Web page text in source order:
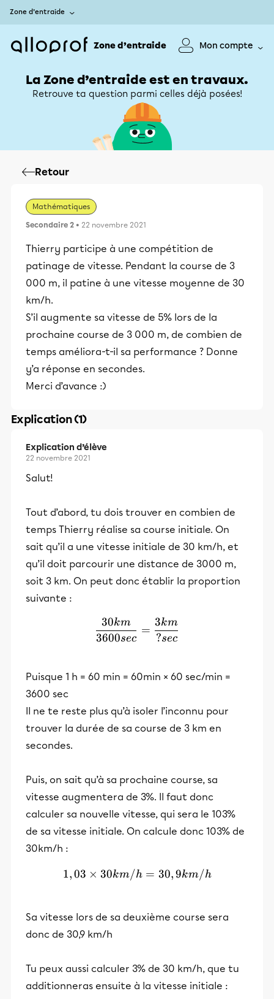
Zone d’entraide
Zone d’entraide Mon compte
La Zone d’entraide est en travaux.
Retrouve ta question parmi celles déjà posées!
Retour
Mathématiques
Secondaire 2 • 22 novembre 2021
Thierry participe à une compétition de
patinage de vitesse. Pendant la course de 3
000 m, il patine à une vitesse moyenne de 30
km/h.
S’il augmente sa vitesse de 5% lors de la
prochaine course de 3 000 m, de combien de
temps améliora-t-il sa performance ? Donne
y’a réponse en secondes.
Merci d’avance :)
Explication (1)
Explication d’élève
22 novembre 2021
Salut!
Tout d’abord, tu dois trouver en combien de
temps Thierry réalise sa course initiale. On
sait qu’il a une vitesse initiale de 30 km/h, et
qu’il doit parcourir une distance de 3000 m,
soit 3 km. On peut donc établir la proportion
suivante :
\frac{30km}{3600sec} =
3600sec
30km
=
?sec
3km
Puisque 1 h = 60 min = 60min × 60 sec/min =
3600 sec
Il ne te reste plus qu’à isoler l’inconnu pour
trouver la durée de sa course de 3 km en
secondes.
Puis, on sait qu’à sa prochaine course, sa
vitesse augmentera de 3%. Il faut donc
calculer sa nouvelle vitesse, qui sera le 103%
de sa vitesse initiale. On calcule donc 103% de
30km/h :
1,03 × 30km/h =
1,03 × 30km/h = 30,9km/h
Sa vitesse lors de sa deuxième course sera
donc de 30,9 km/h
Tu peux aussi calculer 3% de 30 km/h, que tu
additionneras ensuite à la vitesse initiale :